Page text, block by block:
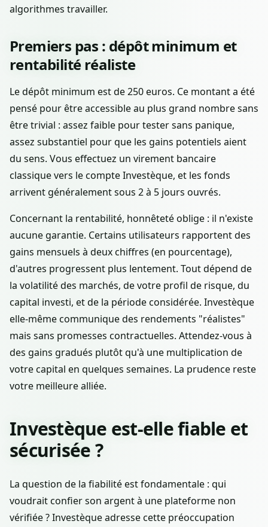
algorithmes travailler.
Premiers pas : dépôt minimum et
rentabilité réaliste
Le dépôt minimum est de 250 euros. Ce montant a été
pensé pour être accessible au plus grand nombre sans
être trivial : assez faible pour tester sans panique,
assez substantiel pour que les gains potentiels aient
du sens. Vous effectuez un virement bancaire
classique vers le compte Investèque, et les fonds
arrivent généralement sous 2 à 5 jours ouvrés.
Concernant la rentabilité, honnêteté oblige : il n'existe
aucune garantie. Certains utilisateurs rapportent des
gains mensuels à deux chiffres (en pourcentage),
d'autres progressent plus lentement. Tout dépend de
la volatilité des marchés, de votre profil de risque, du
capital investi, et de la période considérée. Investèque
elle-même communique des rendements "réalistes"
mais sans promesses contractuelles. Attendez-vous à
des gains gradués plutôt qu'à une multiplication de
votre capital en quelques semaines. La prudence reste
votre meilleure alliée.
Investèque est-elle fiable et
sécurisée ?
La question de la fiabilité est fondamentale : qui
voudrait confier son argent à une plateforme non
vérifiée ? Investèque adresse cette préoccupation